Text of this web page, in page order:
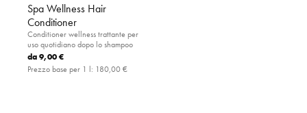
Spa Wellness Hair
Conditioner
Conditioner wellness trattante per
uso quotidiano dopo lo shampoo
da9,00 €
Prezzo base per 1 l: 180,00 €